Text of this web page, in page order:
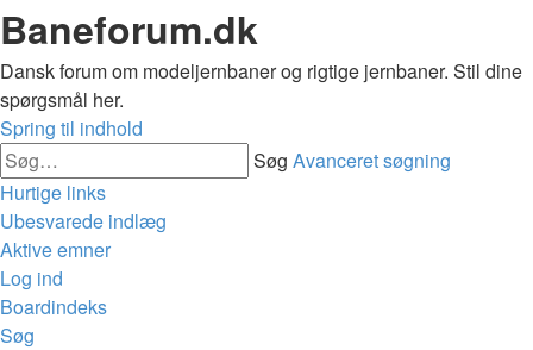
Baneforum.dk
Dansk forum om modeljernbaner og rigtige jernbaner. Stil dine
spørgsmål her.
Spring til indhold
Søg Avanceret søgning
Hurtige links
Ubesvarede indlæg
Aktive emner
Log ind
Boardindeks
Søg